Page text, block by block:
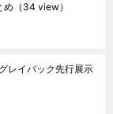
め （34 view）
レイバック先行展示